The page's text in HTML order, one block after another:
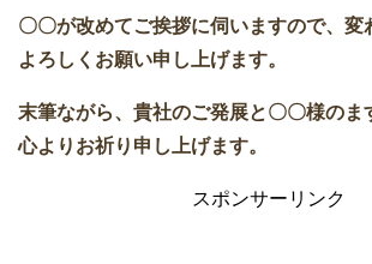
〇〇が改めてご挨拶に伺いますので、変
よろしくお願い申し上げます。
末筆ながら、貴社のご発展と〇〇様のま
心よりお祈り申し上げます。
スポンサーリンク